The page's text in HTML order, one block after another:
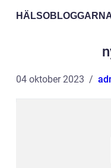
04 oktober 2023